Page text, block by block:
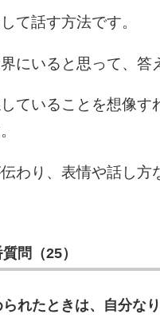
て話す方法です。
にいると思って、答
ていることを想像す
わり、表情や話し方
問（25）
れたときは、自分な